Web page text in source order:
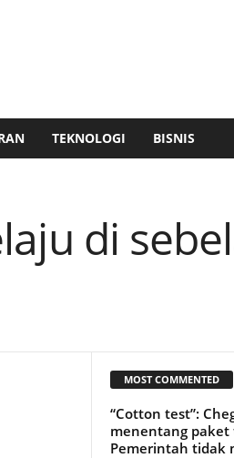
TEKNOLOGI BISNIS
di
MOST COMMENTED
“Cotton test”:
menentang
Pemerintah tidak